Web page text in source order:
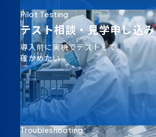
Pilot Testing
テスト相談・見学申し込み
導入前に実機でテストして
確かめたい
Troubleshooting